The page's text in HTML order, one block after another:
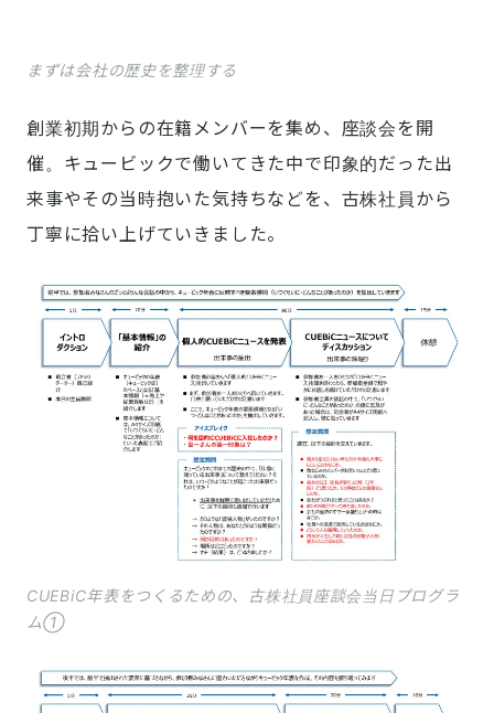
まずは会社の歴史を整理する
創業初期からの在籍メンバーを集め、座談会を開
催。キュービックで働いてきた中で印象的だった出
来事やその当時抱いた気持ちなどを、古株社員から
丁寧に拾い上げていきました。
CUEBiC年表をつくるための、古株社員座談会当日プログラ
ム①